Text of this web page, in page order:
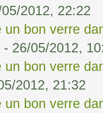
2012, 22:22
un bon verre
- 26/05/2012,
un bon verre
2012, 21:32
un bon verre